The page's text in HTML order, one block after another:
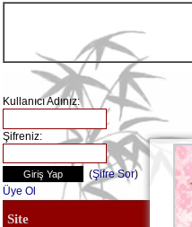
Kullanıcı Adınız:
Şifreniz:
(Şifre Sor)
Üye Ol
Site